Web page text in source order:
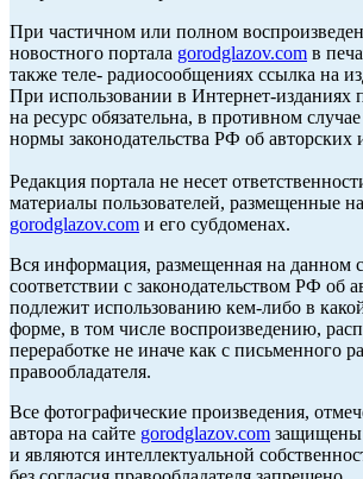
При частичном или полном
новостного портала gorodglazov.com в
также теле- радиосообщениях ссылка на
При использовании в Интернет-изданиях
на ресурс обязательна, в противном
нормы законодательства РФ об
Редакция портала не несет
материалы пользователей, размещенные
gorodglazov.com и его субдоменах.
Вся информация, размещенная на данном
соответствии с законодательством РФ об
подлежит использованию кем-либо в
форме, в том числе воспроизведению,
переработке не иначе как с письменного
правообладателя.
Все фотографические произведения,
автора на сайте gorodglazov.com защищены
и являются интеллектуальной